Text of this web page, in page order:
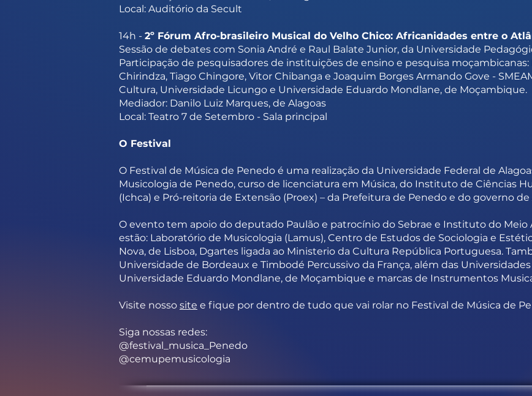
Local: Auditório da Secult
14h - 2º Fórum Afro-brasileiro Musical do Velho Chico: Africanidades entre o
Sessão de debates com Sonia André e Raul Balate Junior, da Universidade
Participação de pesquisadores de instituições de ensino e pesquisa moçambicanas:
Chirindza, Tiago Chingore, Vitor Chibanga e Joaquim Borges Armando Gove -
Cultura, Universidade Licungo e Universidade Eduardo Mondlane, de Moçambique.
Mediador: Danilo Luiz Marques, de Alagoas
Local: Teatro 7 de Setembro - Sala principal
O Festival
O Festival de Música de Penedo é uma realização da Universidade Federal de
Musicologia de Penedo, curso de licenciatura em Música, do Instituto de Ciências
(Ichca) e Pró-reitoria de Extensão (Proex) – da Prefeitura de Penedo e do governo de
O evento tem apoio do deputado Paulão e patrocínio do Sebrae e Instituto do Meio
estão: Laboratório de Musicologia (Lamus), Centro de Estudos de Sociologia e
Nova, de Lisboa, Dgartes ligada ao Ministerio da Cultura República Portuguesa.
Universidade de Bordeaux e Timbodé Percussivo da França, além das
Universidade Eduardo Mondlane, de Moçambique e marcas de Instrumentos
Visite nosso site e fique por dentro de tudo que vai rolar no Festival de Música de
Siga nossas redes:
@festival_musica_Penedo
@cemupemusicologia